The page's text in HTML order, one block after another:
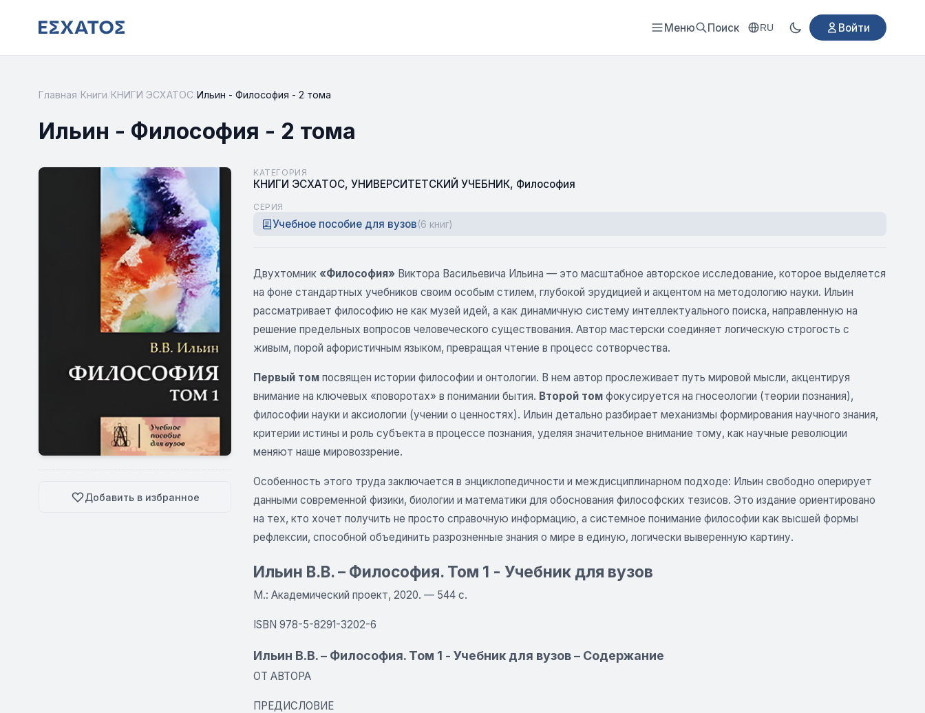
Меню Поиск RU Войти
Главная Книги КНИГИ ЭСХАТОС Ильин - Философия - 2 тома
Ильин - Философия - 2 тома
Добавить в избранное
КАТЕГОРИЯ
КНИГИ ЭСХАТОС, УНИВЕРСИТЕТСКИЙ УЧЕБНИК, Философия
СЕРИЯ
Учебное пособие для вузов(6 книг)
Двухтомник «Философия» Виктора Васильевича Ильина — это масштабное авторское исследование, которое выделяется
на фоне стандартных учебников своим особым стилем, глубокой эрудицией и акцентом на методологию науки. Ильин
рассматривает философию не как музей идей, а как динамичную систему интеллектуального поиска, направленную на
решение предельных вопросов человеческого существования. Автор мастерски соединяет логическую строгость с
живым, порой афористичным языком, превращая чтение в процесс сотворчества.
Первый том посвящен истории философии и онтологии. В нем автор прослеживает путь мировой мысли, акцентируя
внимание на ключевых «поворотах» в понимании бытия. Второй том фокусируется на гносеологии (теории познания),
философии науки и аксиологии (учении о ценностях). Ильин детально разбирает механизмы формирования научного знания,
критерии истины и роль субъекта в процессе познания, уделяя значительное внимание тому, как научные революции
меняют наше мировоззрение.
Особенность этого труда заключается в энциклопедичности и междисциплинарном подходе: Ильин свободно оперирует
данными современной физики, биологии и математики для обоснования философских тезисов. Это издание ориентировано
на тех, кто хочет получить не просто справочную информацию, а системное понимание философии как высшей формы
рефлексии, способной объединить разрозненные знания о мире в единую, логически выверенную картину.
Ильин В.В. – Философия. Том 1 - Учебник для вузов
М.: Академический проект, 2020. — 544 с.
ISBN 978-5-8291-3202-6
Ильин В.В. – Философия. Том 1 - Учебник для вузов – Содержание
ОТ АВТОРА
ПРЕДИСЛОВИЕ